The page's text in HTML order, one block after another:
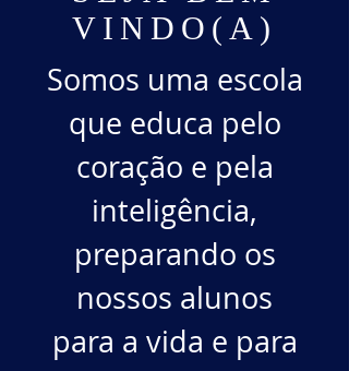
VINDO(A)
Somos uma escola
que educa pelo
coração e pela
inteligência,
preparando os
nossos alunos
para a vida e para